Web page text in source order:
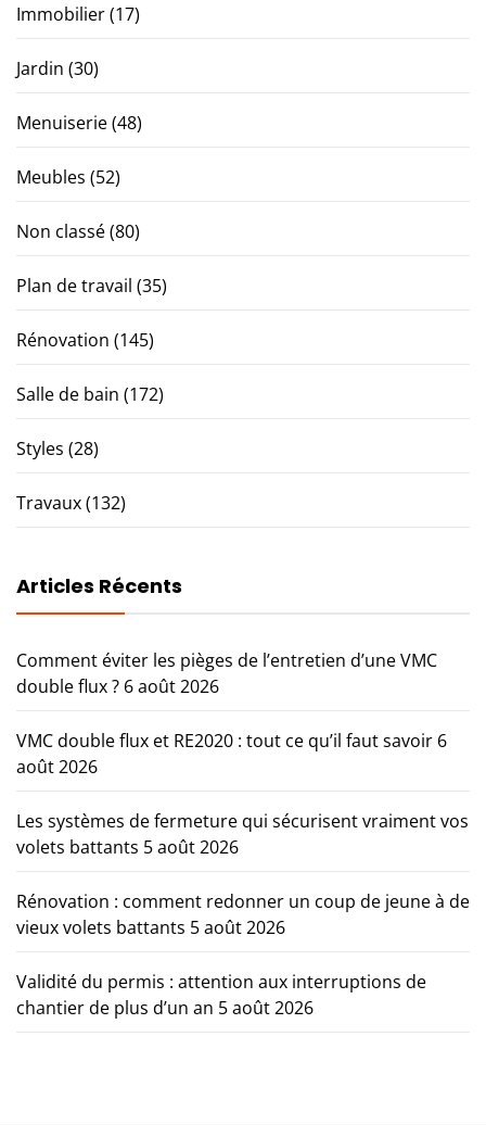
Immobilier(17)
Jardin (30)
Menuiserie(48)
Meubles (52)
Non classé(80)
Plan de travail (35)
Rénovation (145)
Salle de bain (172)
Styles (28)
Travaux(132)
Articles Récents
Comment éviter les pièges de l’entretien d’une VMC
double flux ? 6 août 2026
VMC double flux et RE2020 : tout ce qu’il faut savoir 6
août 2026
Les systèmes de fermeture qui sécurisent vraiment vos
volets battants 5 août 2026
Rénovation : comment redonner un coup de jeune à de
vieux volets battants 5 août 2026
Validité du permis : attention aux interruptions de
chantier de plus d’un an 5 août 2026